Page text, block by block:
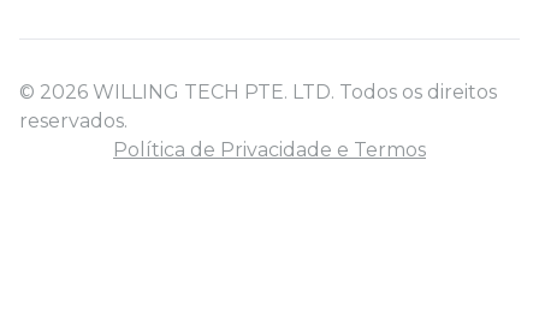
© 2026 WILLING TECH PTE. LTD. Todos os direitos
reservados.
Política de Privacidade e Termos